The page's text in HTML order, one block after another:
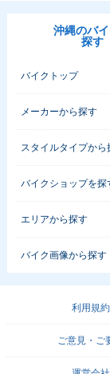
沖縄のバ
探す
バイクトップ
メーカーから探す
スタイルタイプから
バイクショップを探
エリアから探す
バイク画像から探す
利用規約
ご意見・ご